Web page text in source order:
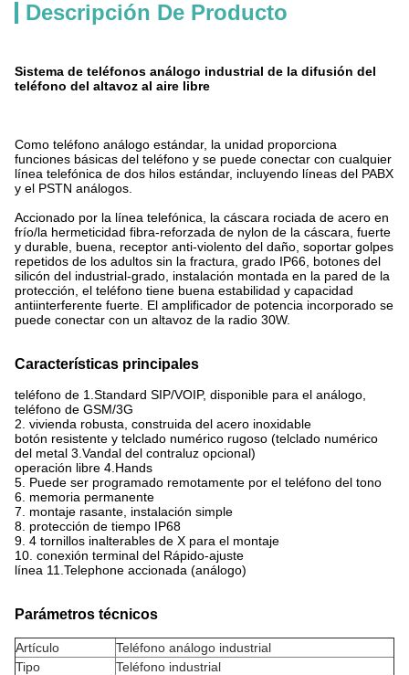
Descripción De Producto
Sistema de teléfonos análogo industrial de la difusión del
teléfono del altavoz al aire libre
Como teléfono análogo estándar, la unidad proporciona
funciones básicas del teléfono y se puede conectar con cualquier
línea telefónica de dos hilos estándar, incluyendo líneas del PABX
y el PSTN análogos.
Accionado por la línea telefónica, la cáscara rociada de acero en
frío/la hermeticidad fibra-reforzada de nylon de la cáscara, fuerte
y durable, buena, receptor anti-violento del daño, soportar golpes
repetidos de los adultos sin la fractura, grado IP66, botones del
silicón del industrial-grado, instalación montada en la pared de la
protección, el teléfono tiene buena estabilidad y capacidad
antiinterferente fuerte. El amplificador de potencia incorporado se
puede conectar con un altavoz de la radio 30W.
Características principales
teléfono de 1.Standard SIP/VOIP, disponible para el análogo,
teléfono de GSM/3G
2. vivienda robusta, construida del acero inoxidable
botón resistente y telclado numérico rugoso (telclado numérico
del metal 3.Vandal del contraluz opcional)
operación libre 4.Hands
5. Puede ser programado remotamente por el teléfono del tono
6. memoria permanente
7. montaje rasante, instalación simple
8. protección de tiempo IP68
9. 4 tornillos inalterables de X para el montaje
10. conexión terminal del Rápido-ajuste
línea 11.Telephone accionada (análogo)
Parámetros técnicos
Artículo
Teléfono análogo industrial
Tipo
Teléfono industrial